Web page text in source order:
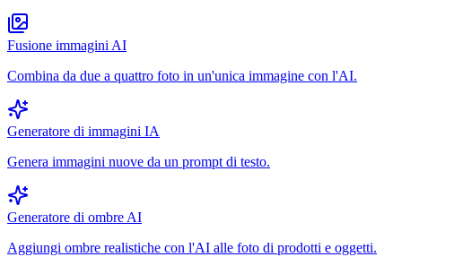
Fusione immagini AI
Combina da due a quattro foto in un'unica immagine con l'AI.
Generatore di immagini IA
Genera immagini nuove da un prompt di testo.
Generatore di ombre AI
Aggiungi ombre realistiche con l'AI alle foto di prodotti e oggetti.